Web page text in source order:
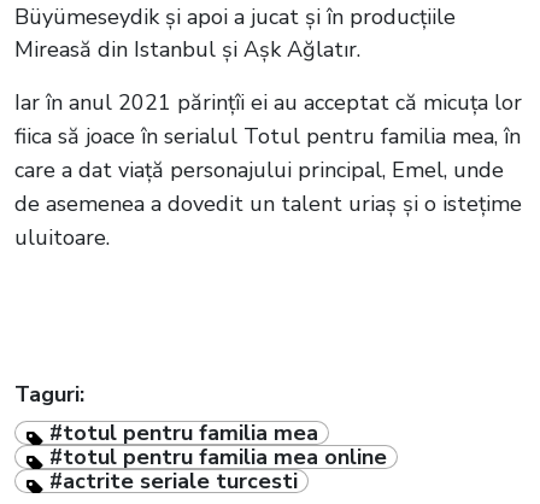
Büyümeseydik și apoi a jucat și în producțiile
Mireasă din Istanbul și Aşk Ağlatır.
Iar în anul 2021 părințîi ei au acceptat că micuța lor
fiica să joace în serialul Totul pentru familia mea, în
care a dat viață personajului principal, Emel, unde
de asemenea a dovedit un talent uriaș și o istețime
uluitoare.
Taguri:
#totul pentru familia mea
#totul pentru familia mea online
#actrite seriale turcesti